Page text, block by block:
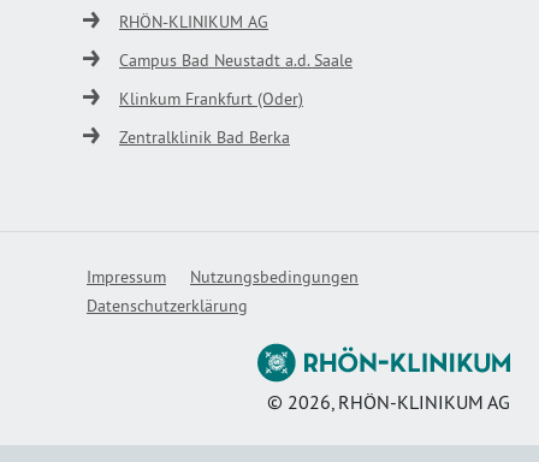
RHÖN-KLINIKUM AG
Campus Bad Neustadt a.d. Saale
Klinkum Frankfurt (Oder)
Zentralklinik Bad Berka
Impressum
Nutzungsbedingungen
Datenschutzerklärung
© 2026 , RHÖN-KLINIKUM AG